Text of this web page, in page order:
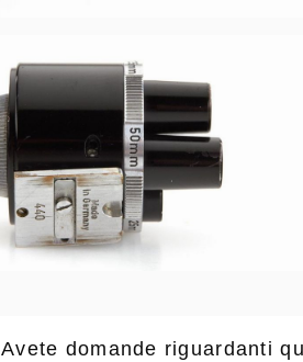
Avete domande riguardanti